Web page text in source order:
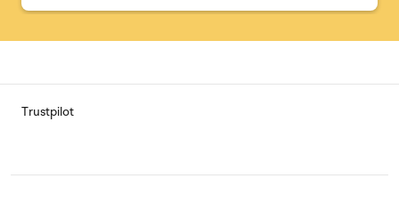
Trustpilot